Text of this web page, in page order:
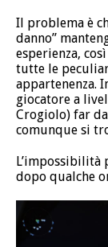
Il problema è
danno”
esperienza,
tutte le
appartenenza.
giocatore a
Crogiolo) far
comunque si
L’impossibilità
dopo qualche